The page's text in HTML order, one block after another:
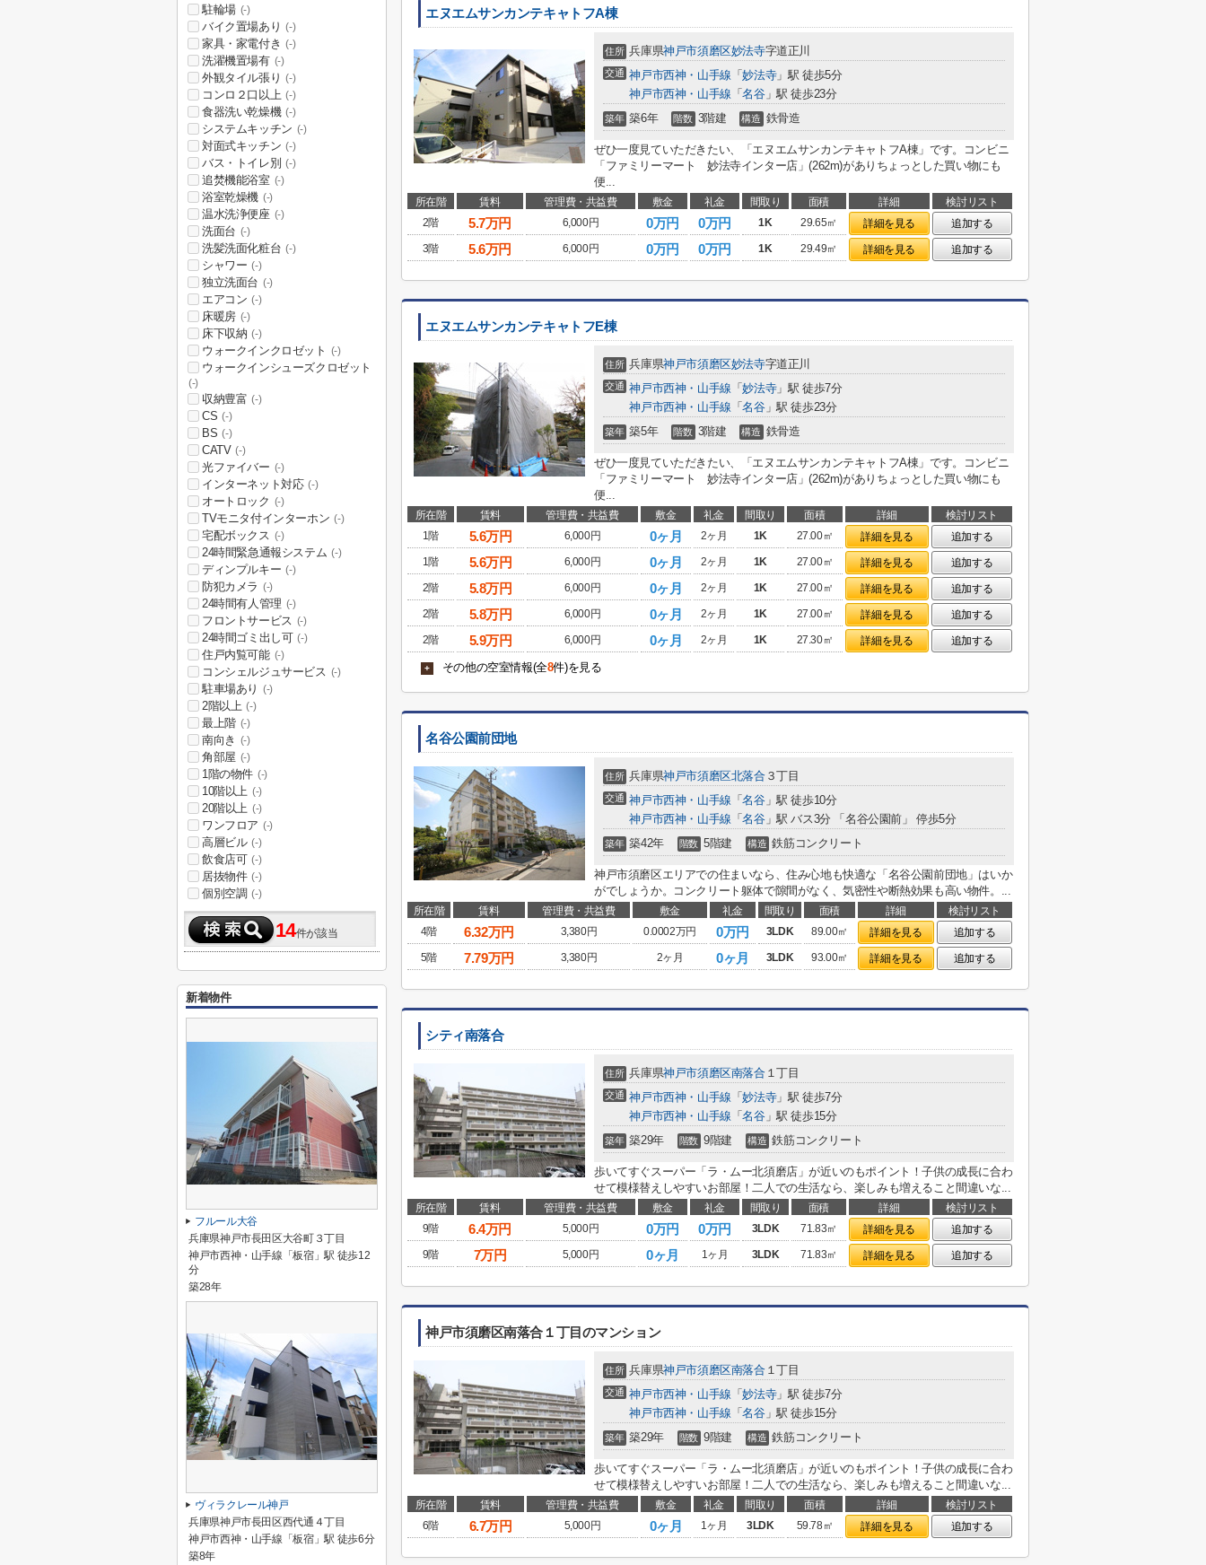
エヌエムサンカンテキャトフA棟
住所 兵庫県神戸市須磨区妙法寺字道正川
交通 神戸市西神・山手線 「妙法寺」駅 徒歩5分
神戸市西神・山手線 「名谷」駅 徒歩23分
築年 築6年 階数 3階建 構造 鉄骨造
ぜひ一度見ていただきたい、「エヌエムサンカンテキャトフA棟」です。コンビニ
「ファミリーマート 妙法寺インター店」(262m)がありちょっとした買い物にも
便...
所在階 賃料 管理費・共益費 敷金 礼金 間取り 面積 詳細
検討リスト
2階
5.7万円 6,000円 0万円 0万円 1K 29.65㎡ 詳細を見る
追加する
3階
5.6万円 6,000円 0万円 0万円 1K 29.49㎡ 詳細を見る 追加する
エヌエムサンカンテキャトフE棟
住所 兵庫県神戸市須磨区妙法寺字道正川
交通 神戸市西神・山手線 「妙法寺」駅 徒歩7分
神戸市西神・山手線 「名谷」駅 徒歩23分
築年 築5年 階数 3階建 構造 鉄骨造
ぜひ一度見ていただきたい、「エヌエムサンカンテキャトフA棟」です。コンビニ
「ファミリーマート 妙法寺インター店」(262m)がありちょっとした買い物にも
便...
所在階 賃料 管理費・共益費 敷金 礼金 間取り 面積 詳細
検討リスト
1階
5.6万円 6,000円 0ヶ月 2ヶ月 1K 27.00㎡ 詳細を見る
追加する
1階
5.6万円 6,000円 0ヶ月 2ヶ月 1K 27.00㎡ 詳細を見る
追加する
2階
5.8万円 6,000円 0ヶ月 2ヶ月 1K 27.00㎡ 詳細を見る
追加する
2階
5.8万円 6,000円 0ヶ月 2ヶ月 1K 27.00㎡ 詳細を見る
追加する
2階
5.9万円 6,000円 0ヶ月 2ヶ月 1K 27.30㎡ 詳細を見る 追加する
+ その他の空室情報(全8件)を見る
名谷公園前団地
住所 兵庫県神戸市須磨区北落合３丁目
交通 神戸市西神・山手線 「名谷」駅 徒歩10分
神戸市西神・山手線 「名谷」駅 バス3分 「名谷公園前」 停歩5分
築年 築42年 階数 5階建 構造 鉄筋コンクリート
神戸市須磨区エリアでの住まいなら、住み心地も快適な「名谷公園前団地」はいか
がでしょうか。コンクリート躯体で隙間がなく、気密性や断熱効果も高い物件。...
所在階 賃料 管理費・共益費 敷金 礼金 間取り 面積 詳細
検討リスト
4階
6.32万円 3,380円 0.0002万円 0万円 3LDK 89.00㎡ 詳細を見る
追加する
5階
7.79万円 3,380円 2ヶ月 0ヶ月 3LDK 93.00㎡ 詳細を見る 追加する
シティ南落合
住所 兵庫県神戸市須磨区南落合１丁目
交通 神戸市西神・山手線 「妙法寺」駅 徒歩7分
神戸市西神・山手線 「名谷」駅 徒歩15分
築年 築29年 階数 9階建 構造 鉄筋コンクリート
歩いてすぐスーパー「ラ・ムー北須磨店」が近いのもポイント！子供の成長に合わ
せて模様替えしやすいお部屋！二人での生活なら、楽しみも増えること間違いな...
所在階 賃料 管理費・共益費 敷金 礼金 間取り 面積 詳細
検討リスト
9階
6.4万円 5,000円 0万円 0万円 3LDK 71.83㎡ 詳細を見る
追加する
9階
7万円 5,000円 0ヶ月 1ヶ月 3LDK 71.83㎡ 詳細を見る 追加する
神戸市須磨区南落合１丁目のマンション
住所 兵庫県神戸市須磨区南落合１丁目
交通 神戸市西神・山手線 「妙法寺」駅 徒歩7分
神戸市西神・山手線 「名谷」駅 徒歩15分
築年 築29年 階数 9階建 構造 鉄筋コンクリート
歩いてすぐスーパー「ラ・ムー北須磨店」が近いのもポイント！子供の成長に合わ
せて模様替えしやすいお部屋！二人での生活なら、楽しみも増えること間違いな...
所在階 賃料 管理費・共益費 敷金 礼金 間取り 面積 詳細
検討リスト
6階
6.7万円 5,000円 0ヶ月 1ヶ月 3LDK 59.78㎡ 詳細を見る 追加する
駐輪場 (-)
バイク置場あり (-)
家具・家電付き (-)
洗濯機置場有 (-)
外観タイル張り (-)
コンロ２口以上 (-)
食器洗い乾燥機 (-)
システムキッチン (-)
対面式キッチン (-)
バス・トイレ別 (-)
追焚機能浴室 (-)
浴室乾燥機 (-)
温水洗浄便座 (-)
洗面台 (-)
洗髪洗面化粧台 (-)
シャワー (-)
独立洗面台 (-)
エアコン (-)
床暖房 (-)
床下収納 (-)
ウォークインクロゼット (-)
ウォークインシューズクロゼット
(-)
収納豊富 (-)
CS (-)
BS (-)
CATV (-)
光ファイバー (-)
インターネット対応 (-)
オートロック (-)
TVモニタ付インターホン (-)
宅配ボックス (-)
24時間緊急通報システム (-)
ディンプルキー (-)
防犯カメラ (-)
24時間有人管理 (-)
フロントサービス (-)
24時間ゴミ出し可 (-)
住戸内覧可能 (-)
コンシェルジュサービス (-)
駐車場あり (-)
2階以上 (-)
最上階 (-)
南向き (-)
角部屋 (-)
1階の物件 (-)
10階以上 (-)
20階以上 (-)
ワンフロア (-)
高層ビル (-)
飲食店可 (-)
居抜物件 (-)
個別空調 (-)
14件が該当
新着物件
フルール大谷
兵庫県神戸市長田区大谷町３丁目
神戸市西神・山手線「板宿」駅 徒歩12
分
築28年
ヴィラクレール神戸
兵庫県神戸市長田区西代通４丁目
神戸市西神・山手線「板宿」駅 徒歩6分
築8年